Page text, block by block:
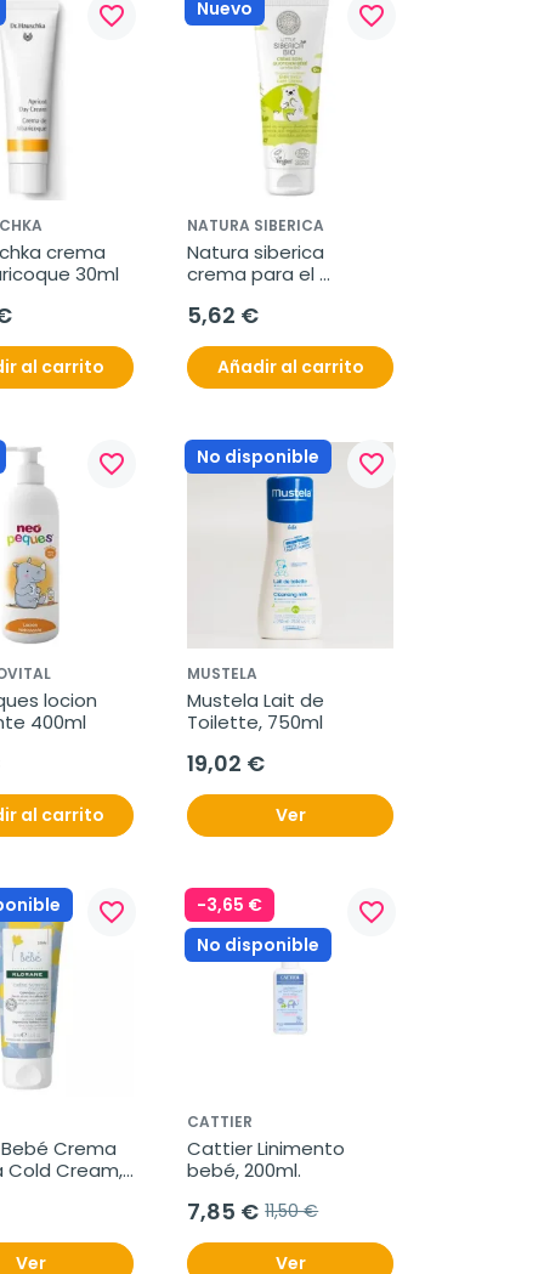
favorite_border
crema
30ml
al carrito
Nuevo favorite_border
NATURA SIBERICA
Natura siberica
crema para el
bebé 75ml
5,62 €
Añadir al carrito
favorite_border
locion
400ml
al carrito
No disponible favorite_border
MUSTELA
Mustela Lait de
Toilette, 750ml
19,02 €
Ver
favorite_border
Crema
Cold Cream,
Ver
-3,65 €
No disponible
favorite_border
CATTIER
Cattier Linimento
bebé, 200ml.
7,85 € 11,50 €
Ver